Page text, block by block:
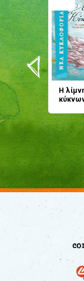
Η